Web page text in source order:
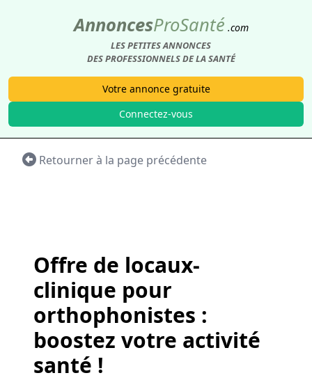
AnnoncesProSanté .com
LES PETITES ANNONCES
DES PROFESSIONNELS DE LA SANTÉ
Votre annonce gratuite
Connectez-vous
Retourner à la page précédente
Offre de locaux-
clinique pour
orthophonistes :
boostez votre activité
santé !